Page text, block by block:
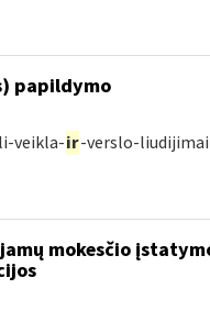
papildymo
veikla-ir-verslo-
mokesčio